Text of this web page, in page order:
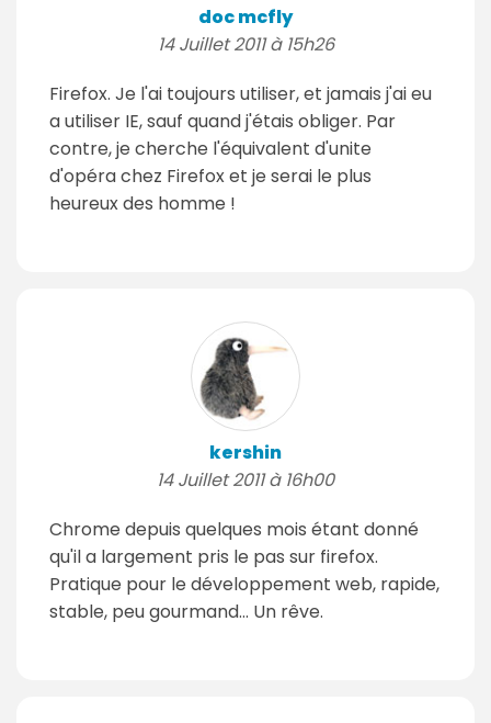
doc mcfly
14 Juillet 2011 à 15h26
Firefox. Je l'ai toujours utiliser, et jamais j'ai eu
a utiliser IE, sauf quand j'étais obliger. Par
contre, je cherche l'équivalent d'unite
d'opéra chez Firefox et je serai le plus
heureux des homme !
kershin
14 Juillet 2011 à 16h00
Chrome depuis quelques mois étant donné
qu'il a largement pris le pas sur firefox.
Pratique pour le développement web, rapide,
stable, peu gourmand... Un rêve.